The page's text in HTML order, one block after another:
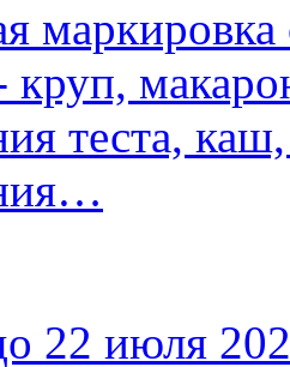
круп,
теста,
22 июля